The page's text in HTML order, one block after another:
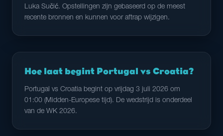
Luka Sučić. Opstellingen zijn gebaseerd op de meest
recente bronnen en kunnen voor aftrap wijzigen.
Hoe laat begint Portugal vs Croatia?
Portugal vs Croatia begint op vrijdag 3 juli 2026 om
01:00 (Midden-Europese tijd). De wedstrijd is onderdeel
van de WK 2026.